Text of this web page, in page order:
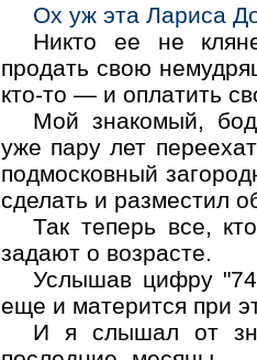
Ох уж эта Лариса
Никто ее не
продать свою
кто-то — и оплатить
Мой знакомый,
уже пару лет
подмосковный
сделать и разместил
Так теперь все,
задают о возрасте.
Услышав цифру
еще и матерится при
И я слышал от